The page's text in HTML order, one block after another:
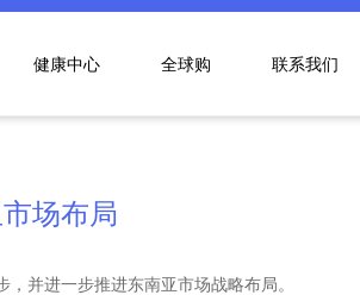
健康中心 全球购 联系我们
场布局
并进一步推进东南亚市场战略布局。